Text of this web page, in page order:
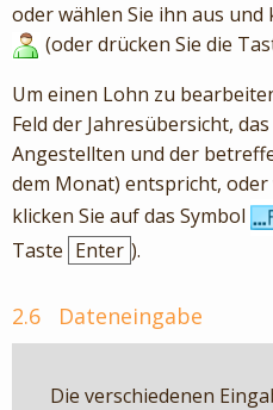
oder wählen Sie ihn aus und
(oder drücken Sie die
Um einen Lohn zu
Feld der Jahresübersicht,
Angestellten und der
dem Monat) entspricht, oder
klicken Sie auf das Symbol
Taste Enter ).
2.6 Dateneingabe
Die verschiedenen